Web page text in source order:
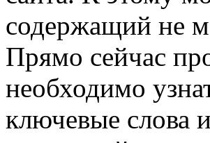
содержащий не
Прямо сейчас
необходимо
ключевые слова